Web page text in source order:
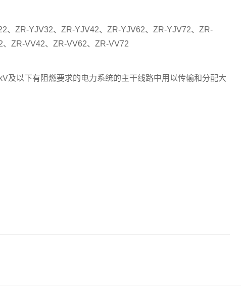
、ZR-YJV32、ZR-YJV42、ZR-YJV62、ZR-YJV72、ZR-
ZR-VV42、ZR-VV62、ZR-VV72
及以下有阻燃要求的电力系统的主干线路中用以传输和分配大